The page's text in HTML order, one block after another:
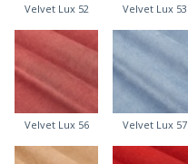
Velvet Lux 52 Velvet Lux 53
Velvet Lux 56 Velvet Lux 57